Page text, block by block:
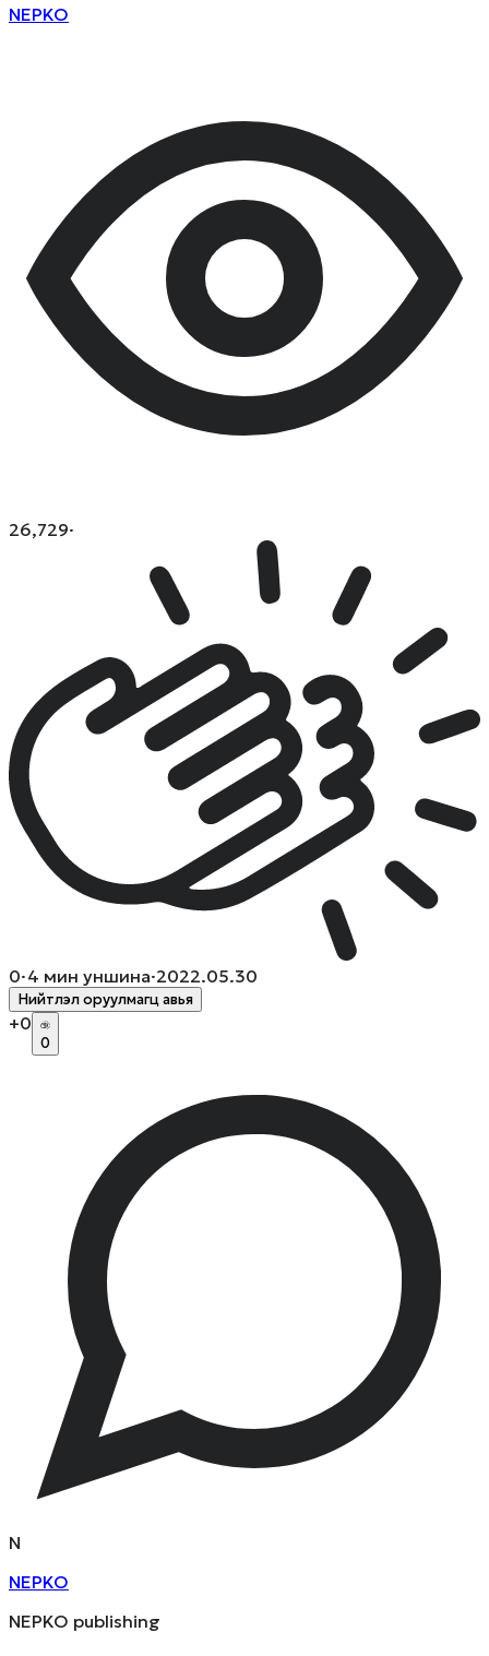
NEPKO
26,729·
0·4 мин уншина·2022.05.30
Нийтлэл оруулмагц авья
+0
0
N
NEPKO
NEPKO publishing